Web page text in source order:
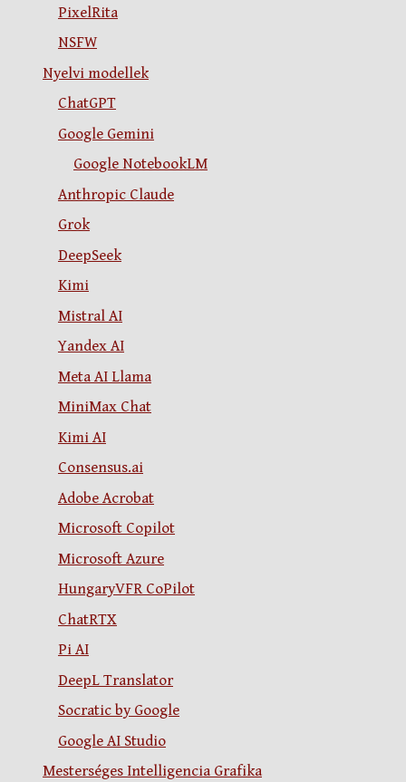
PixelRita
NSFW
Nyelvi modellek
ChatGPT
Google Gemini
Google NotebookLM
Anthropic Claude
Grok
DeepSeek
Kimi
Mistral AI
Yandex AI
Meta AI Llama
MiniMax Chat
Kimi AI
Consensus.ai
Adobe Acrobat
Microsoft Copilot
Microsoft Azure
HungaryVFR CoPilot
ChatRTX
Pi AI
DeepL Translator
Socratic by Google
Google AI Studio
Mesterséges Intelligencia Grafika